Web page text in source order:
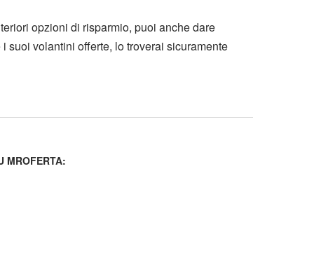
opzioni di risparmio, puoi anche dare
suoi volantini offerte, lo troverai sicuramente
MROFERTA: